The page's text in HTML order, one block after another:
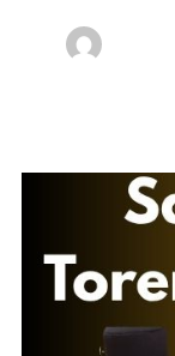
Traje
Fermín